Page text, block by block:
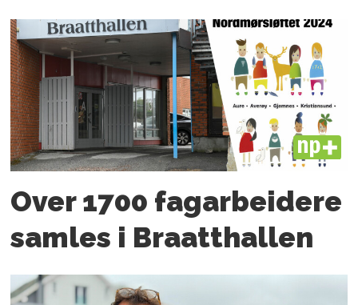
PLUS
Over 1700 fagarbeidere
samles i Braatthallen